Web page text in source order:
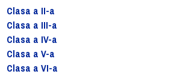
Clasa a II-a
Clasa a III-a
Clasa a IV-a
Clasa a V-a
Clasa a VI-a